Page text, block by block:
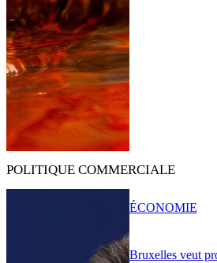
POLITIQUE COMMERCIALE
Bruxelles veut
ÉCONOMIE